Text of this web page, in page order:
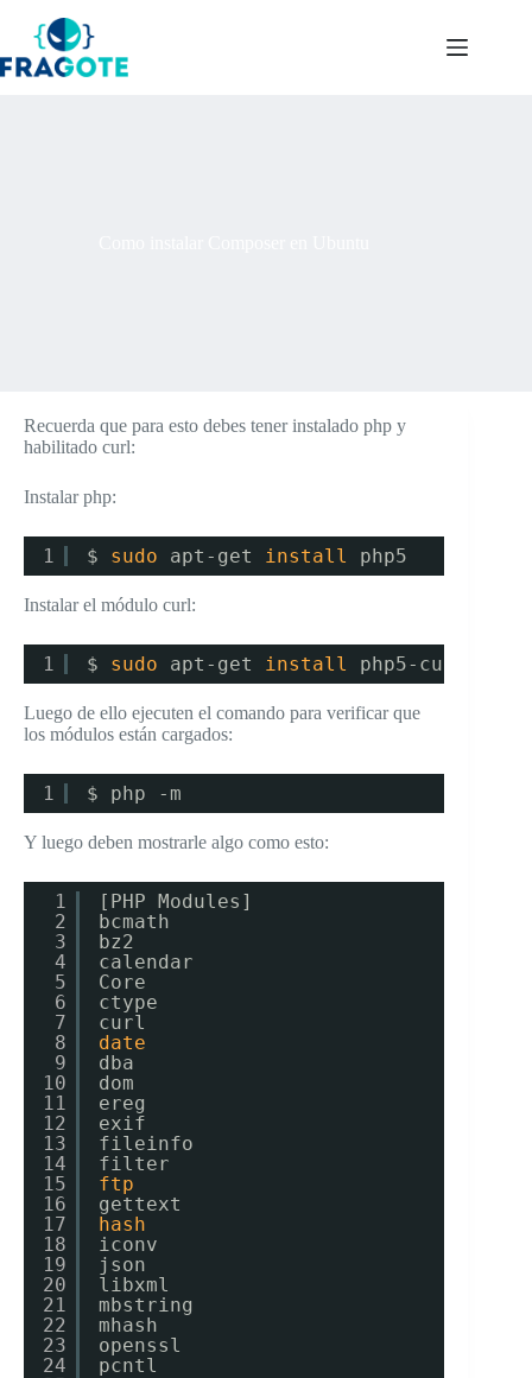
content
Recuerda que para esto debes tener instalado php y
habilitado curl:
Instalar php:
1 $ sudo apt-get install php5
Instalar el módulo curl:
1 $ sudo apt-get install php5-curl
Luego de ello ejecuten el comando para verificar que
los módulos están cargados:
1 $ php -m
Y luego deben mostrarle algo como esto:
1
2
3
4
5
6
7
8
9
10
11
12
13
14
15
16
17
18
19
20
21
22
23
24
[PHP Modules]
bcmath
bz2
calendar
Core
ctype
curl
date
dba
dom
ereg
exif
fileinfo
filter
ftp
gettext
hash
iconv
json
libxml
mbstring
mhash
openssl
pcntl